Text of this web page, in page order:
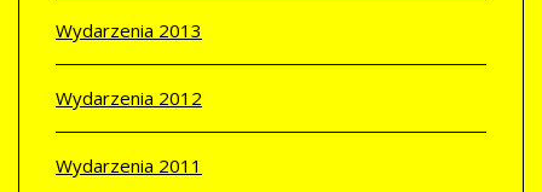
Wydarzenia 2013
Wydarzenia 2012
Wydarzenia 2011